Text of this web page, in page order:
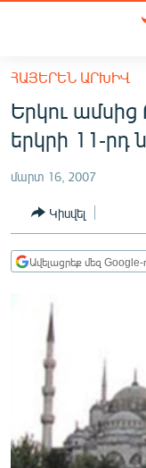
հիմնական
բովանդակությանը
Անցնել
հիմնական
մենյուին
ՀԱՅԱՍՏԱՆ
ՔԱՂԱՔԱԿԱՆ
ԸՆՏՐՈՒԹՅՈՒՆՆԵՐ
ԻՐԱՎՈՒՆՔ
ՀԱՍԱՐԱԿՈՒԹՅՈՒՆ
ՂԱՐԱԲԱՂ
ՊԱՏԵՐԱԶՄԻ 6
ՏԱՐԱԾԱՇՐՋԱՆ
ՄԻՋԱԶԳԱՅԻՆ
ՄՇԱԿՈՒՅԹ
ՀԱՅԵՐԵՆ ԱՐԽԻՎ
Երկու ամսից
երկրի 11-
մարտ 16, 2007
Կիսվել
Ավելացրեք մեզ Google-